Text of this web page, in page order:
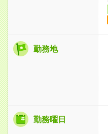
勤務地
勤務曜日